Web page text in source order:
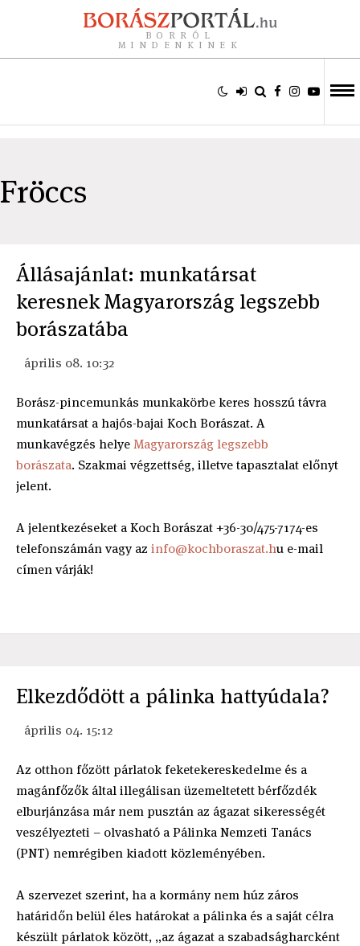
BORRÓL
MINDENKINEK
Fröccs
Állásajánlat: munkatársat
keresnek Magyarország legszebb
borászatába
április 08. 10:32
Borász-pincemunkás munkakörbe keres hosszú távra
munkatársat a hajós-bajai Koch Borászat. A
munkavégzés helyeMagyarország legszebb
borászata. Szakmai végzettség, illetve tapasztalat előnyt
jelent.
A jelentkezéseket a Koch Borászat +36-30/475-7174-es
telefonszámán vagy az info@kochboraszat.hu e-mail
címen várják!
Elkezdődött a pálinka hattyúdala?
április 04. 15:12
Az otthon főzött párlatok feketekereskedelme és a
magánfőzők által illegálisan üzemeltetett bérfőzdék
elburjánzása már nem pusztán az ágazat sikerességét
veszélyezteti – olvasható a Pálinka Nemzeti Tanács
(PNT) nemrégiben kiadott közleményében.
A szervezet szerint, ha a kormány nem húz záros
határidőn belül éles határokat a pálinka és a saját célra
készült párlatok között, „az ágazat a szabadságharcként